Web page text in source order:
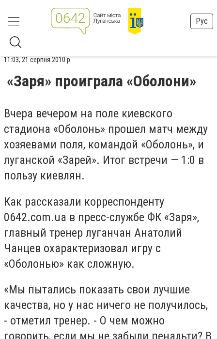
Рус
11:03, 21 серпня 2010 р.
«Заря» проиграла «Оболони»
Вчера вечером на поле киевского
стадиона «Оболонь» прошел матч между
хозяевами поля, командой «Оболонь», и
луганской «Зарей». Итог встречи — 1:0 в
пользу киевлян.
Как рассказали корреспонденту
0642.com.ua в пресс-службе ФК «Заря»,
главный тренер луганчан Анатолий
Чанцев охарактеризовал игру с
«Оболонью» как сложную.
«Мы пытались показать свои лучшие
качества, но у нас ничего не получилось,
- отметил тренер. - О чем можно
говорить, если мы не забыли пенальти? В